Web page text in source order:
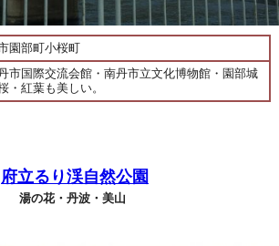
園部町小桜町
市国際交流会館・南丹市立文化博物館・園部城
・紅葉も美しい。
府立るり渓自然公園
湯の花・丹波・美山